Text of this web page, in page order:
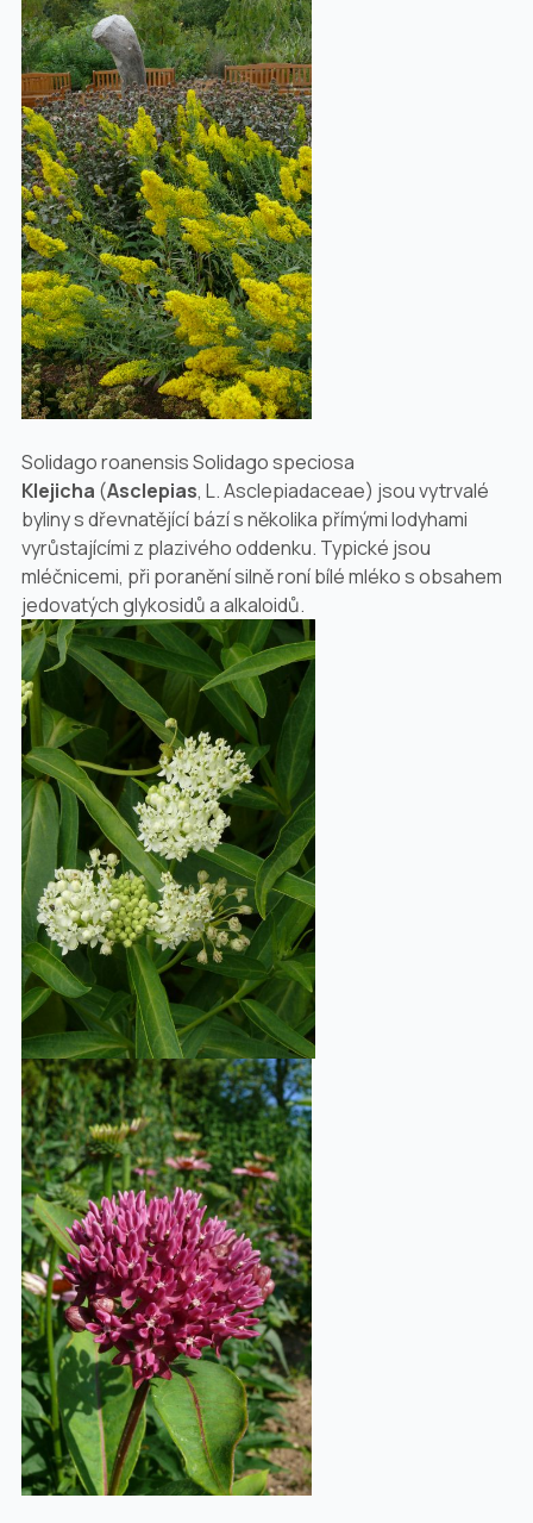
Solidago roanensis Solidago speciosa
Klejicha (Asclepias, L.Asclepiadaceae) jsou vytrvalé
byliny s dřevnatějící bází s několika přímými lodyhami
vyrůstajícími z plazivého oddenku. Typické jsou
mléčnicemi, při poranění silně roní bílé mléko s obsahem
jedovatých glykosidů a alkaloidů.